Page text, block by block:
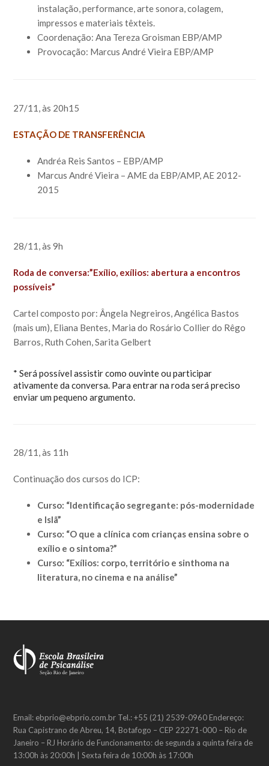
instalação, performance, arte sonora, colagem,
impressos e materiais têxteis.
Coordenação: Ana Tereza Groisman EBP/AMP
Provocação: Marcus André Vieira EBP/AMP
27/11, às 20h15
ESTAÇÃO DE TRANSFERÊNCIA
Andréa Reis Santos – EBP/AMP
Marcus André Vieira – AME da EBP/AMP, AE 2012-
2015
28/11, às 9h
Roda de conversa:”Exílio, exílios: abertura a encontros
possíveis”
Cartel composto por: Ângela Negreiros, Angélica Bastos
(mais um), Eliana Bentes, Maria do Rosário Collier do Rêgo
Barros, Ruth Cohen, Sarita Gelbert
* Será possível assistir como ouvinte ou participar
ativamente da conversa. Para entrar na roda será preciso
enviar um pequeno argumento.
28/11, às 11h
Continuação dos cursos do ICP:
Curso: “Identificação segregante: pós-modernidade
e Islã”
Curso: “O que a clínica com crianças ensina sobre o
exílio e o sintoma?”
Curso: “Exílios: corpo, território e sinthoma na
literatura, no cinema e na análise”
Email: ebprio@ebprio.com.br Tel.: +55 (21) 2539-0960 Endereço:
Rua Capistrano de Abreu, 14, Botafogo – CEP 22271-000 – Rio de
Janeiro – RJ Horário de Funcionamento: de segunda a quinta feira de
13:00h às 20:00h | Sexta feira de 10:00h às 17:00h